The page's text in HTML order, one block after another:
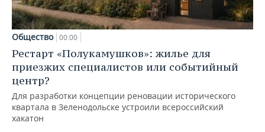
Общество 00:00
Рестарт «Полукамушков»: жилье для
приезжих специалистов или событийный
центр?
Для разработки концепции реновации исторического
квартала в Зеленодольске устроили всероссийский
хакатон